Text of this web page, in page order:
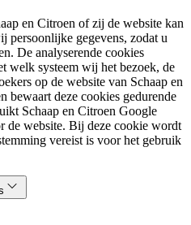
en Citroen of zij de website kan
persoonlijke gegevens, zodat u
De analyserende cookies
welk systeem wij het bezoek, de
op de website van Schaap en
bewaart deze cookies gedurende
Schaap en Citroen Google
de website. Bij deze cookie wordt
vereist is voor het gebruik